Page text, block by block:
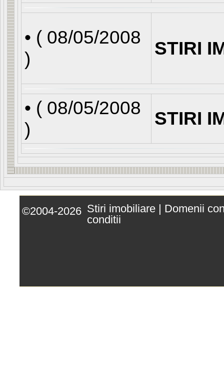
• ( 08/05/2008
)
STIRI
• ( 08/05/2008
)
STIRI
©2004-2026 Stiri imobiliare | Domenii
conditii